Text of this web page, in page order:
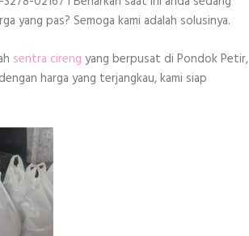
yang pas? Semoga kami adalah solusinya.
sentra cireng yang berpusat di Pondok Petir,
harga yang terjangkau, kami siap